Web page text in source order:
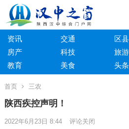
资讯 交通 区县
房产
科技 旅游
教育
美食 头条
首页 三农
陕西疾控声明！
2022年6月23日 8:44 评论关闭